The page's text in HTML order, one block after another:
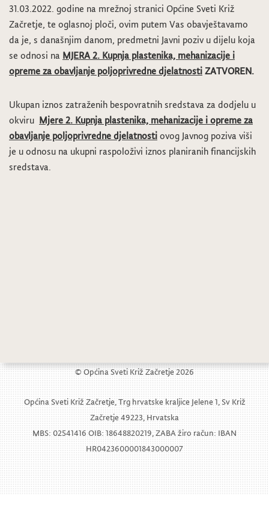
31.03.2022. godine na mrežnoj stranici Općine Sveti Križ
Začretje, te oglasnoj ploči, ovim putem Vas obavještavamo
da je, s današnjim danom, predmetni Javni poziv u dijelu koja
se odnosi na MJERA 2. Kupnja plastenika, mehanizacije i
opreme za obavljanje poljoprivredne djelatnostiZATVOREN.
Ukupan iznos zatraženih bespovratnih sredstava za dodjelu u
okviru Mjere 2. Kupnja plastenika, mehanizacije i opreme za
obavljanje poljoprivredne djelatnostiovog Javnog poziva viši
je u odnosu na ukupni raspoloživi iznos planiranih financijskih
sredstava.
© Općina Sveti Križ Začretje 2026
Općina Sveti Križ Začretje, Trg hrvatske kraljice Jelene 1, Sv Križ
Začretje 49223, Hrvatska
MBS: 02541416 OIB: 18648820219, ZABA žiro račun: IBAN
HR0423600001843000007